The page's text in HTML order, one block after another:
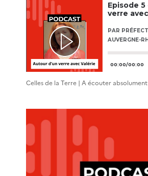
Celles de la Terre | A écouter absolument